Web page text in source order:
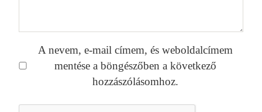
A nevem, e-mail címem, és weboldalcímem
mentése a böngészőben a következő
hozzászólásomhoz.